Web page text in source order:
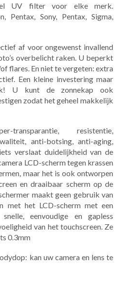
UV filter voor elke merk.
Pentax, Sony, Pentax, Sigma,
af voor ongewenst invallend
overbelicht raken. U beperkt
flares. En niet te vergeten: extra
Een kleine investering maar
U kunt de zonnekap ook
zodat het geheel makkelijk
resistentie,
anti-botsing, anti-aging,
verslaat duidelijkheid van de
LCD-scherm tegen krassen
maar het is ook ontworpen
en draaibaar scherm op de
maakt geen gebruik van
met het LCD-scherm met een
eenvoudige en gapless
van het touchscreen. Ze
0.3mm
kan uw camera en lens te